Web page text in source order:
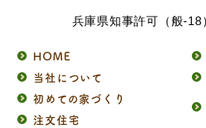
兵庫県知事許可（般-18
HOME
当社について
初めての家づくり
注文住宅